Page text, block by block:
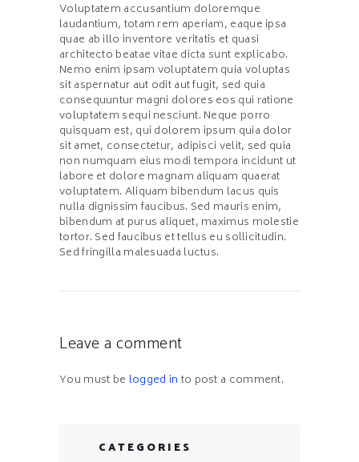
Voluptatem accusantium doloremque
laudantium, totam rem aperiam, eaque ipsa
quae ab illo inventore veritatis et quasi
architecto beatae vitae dicta sunt explicabo.
Nemo enim ipsam voluptatem quia voluptas
sit aspernatur aut odit aut fugit, sed quia
consequuntur magni dolores eos qui ratione
voluptatem sequi nesciunt. Neque porro
quisquam est, qui dolorem ipsum quia dolor
sit amet, consectetur, adipisci velit, sed quia
non numquam eius modi tempora incidunt ut
labore et dolore magnam aliquam quaerat
voluptatem. Aliquam bibendum lacus quis
nulla dignissim faucibus. Sed mauris enim,
bibendum at purus aliquet, maximus molestie
tortor. Sed faucibus et tellus eu sollicitudin.
Sed fringilla malesuada luctus.
Leave a comment
You must be logged in to post a comment.
CATEGORIES